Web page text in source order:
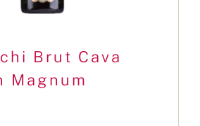
Brut Cava
Magnum